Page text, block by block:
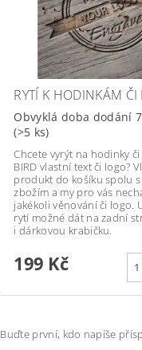
RYTÍ K HODINKÁM ČI
Obvyklá doba dodání
(>5 ks)
Chcete vyrýt na hodinky
BIRD vlastní text či logo?
produkt do košíku spolu
zbožím a my pro vás
jakékoli věnování či logo.
rytí možné dát na zadní
i dárkovou krabičku.
199 Kč
Buďte první, kdo napíše